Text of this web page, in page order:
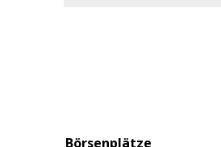
Börsenplätze